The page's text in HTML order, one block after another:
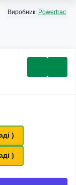
Виробник: Powertrac
)
)